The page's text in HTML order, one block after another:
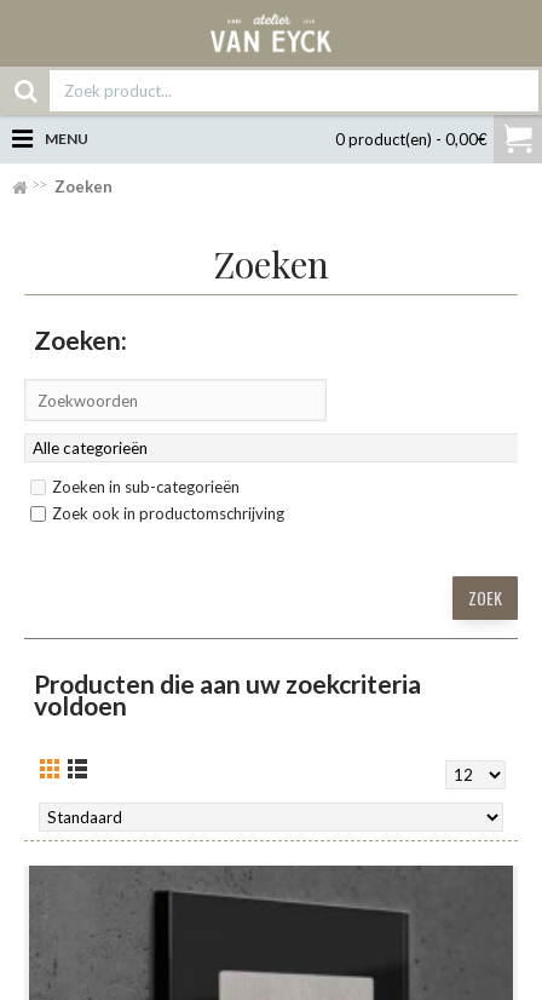
0 product(en) - 0,00€
MENU
Zoeken
Zoeken
Zoeken:
Zoeken in sub-categorieën
Zoek ook in productomschrijving
Producten die aan uw zoekcriteria
voldoen